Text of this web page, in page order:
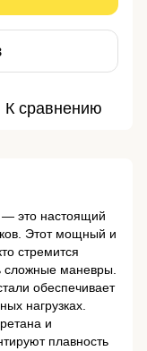
К сравнению
— это настоящий
Этот мощный и
стремится
сложные маневры.
обеспечивает
нагрузках.
и
плавность